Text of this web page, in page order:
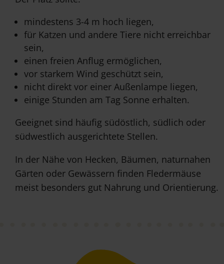
mindestens 3-4 m hoch liegen,
für Katzen und andere Tiere nicht erreichbar
sein,
einen freien Anflug ermöglichen,
vor starkem Wind geschützt sein,
nicht direkt vor einer Außenlampe liegen,
einige Stunden am Tag Sonne erhalten.
Geeignet sind häufig südöstlich, südlich oder
südwestlich ausgerichtete Stellen.
In der Nähe von Hecken, Bäumen, naturnahen
Gärten oder Gewässern finden Fledermäuse
meist besonders gut Nahrung und Orientierung.